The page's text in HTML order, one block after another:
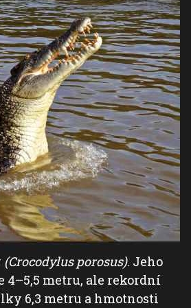
(Crocodylus porosus). Jeho
4–5,5 metru, ale rekordní
6,3 metru a hmotnosti